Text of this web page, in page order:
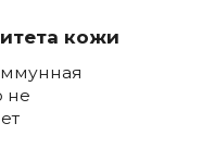
кожи
не